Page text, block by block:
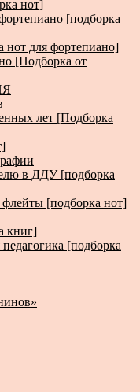
нот]
[подборка
для фортепиано]
[Подборка от
лет [Подборка
в ДДУ [подборка
флейты [подборка нот]
книг]
[подборка